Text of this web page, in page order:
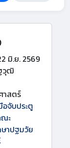
มิ.ย. 2569
วุฒิ
สตร์
อจับประตู
ะ
าปฐมวัย